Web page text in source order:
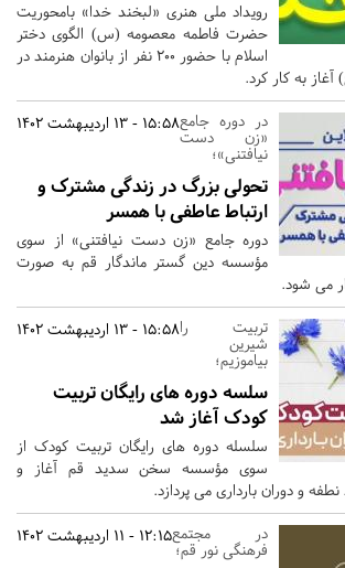
رویداد ملی هنری «لبخند خدا» بامحوریت
حضرت فاطمه معصومه (س) الگوی دختر
اسلام با حضور 200 نفر از بانوان هنرمند در
به کار کرد.
15:58 - 13 اردیبهشت 1402در دوره جامع
«زن دست
نیافتنی»؛
تحولی بزرگ در زندگی مشترک و
ارتباط عاطفی با همسر
دوره جامع «زن دست نیافتنی» از سوی
مؤسسه دین گستر ماندگار قم به صورت
15:58 - 13 اردیبهشت 1402تربیت را
شیرین
بیاموزیم؛
سلسه دوره های رایگان تربیت
کودک آغاز شد
سلسله دوره های رایگان تربیت کودک از
سوی مؤسسه سخن سدید قم آغاز و
و دوران بارداری می پردازد.
12:15 - 11 اردیبهشت 1402در مجتمع
فرهنگی نور قم؛